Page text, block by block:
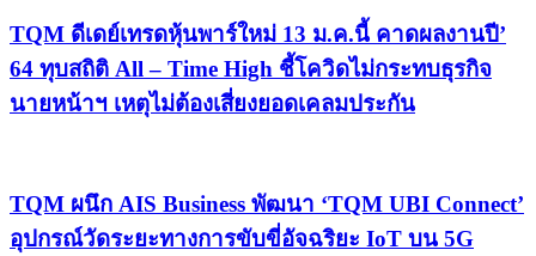
TQM ดีเดย์เทรดหุ้นพาร์ใหม่ 13 ม.ค.นี้ คาดผลงานปี’
64 ทุบสถิติ All – Time High ชี้โควิดไม่กระทบธุรกิจ
นายหน้าฯ เหตุไม่ต้องเสี่ยงยอดเคลมประกัน
TQM ผนึก AIS Business พัฒนา ‘TQM UBI Connect’
อุปกรณ์วัดระยะทางการขับขี่อัจฉริยะ IoT บน 5G